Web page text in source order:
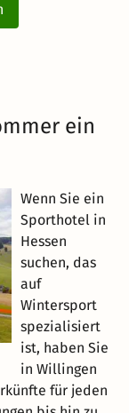
ein
Wenn Sie ein
Sporthotel in
Hessen
suchen, das
auf
Wintersport
spezialisiert
ist, haben Sie
in Willingen
für jeden